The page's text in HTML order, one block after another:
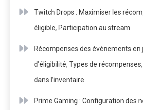
Twitch Drops : Maximiser les
éligible, Participation au stream
Récompenses des événements en
d’éligibilité, Types de
dans l’inventaire
Prime Gaming : Configuration des